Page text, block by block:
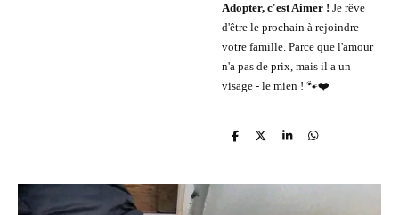
Adopter, c'est Aimer ! Je rêve
d'être le prochain à rejoindre
votre famille. Parce que l'amour
n'a pas de prix, mais il a un
visage - le mien ! 🐾❤️
P
a
P
a
P
a
P
a